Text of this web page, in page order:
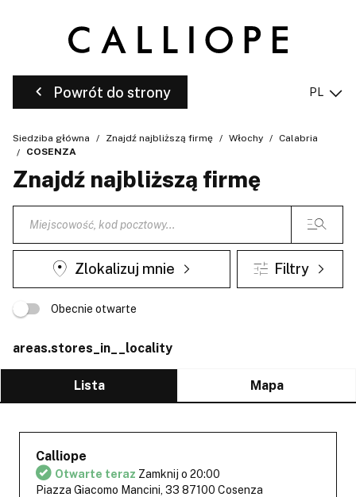
Powrót do strony PL
Siedziba główna Znajdź najbliższą firmę Włochy
Calabria
COSENZA
Znajdź najbliższą firmę
Zlokalizuj mnie Filtry
Obecnie otwarte
areas.stores_in__locality
Lista Mapa
Calliope
Otwarte teraz Zamknij o 20:00
Piazza Giacomo Mancini, 33 87100 Cosenza